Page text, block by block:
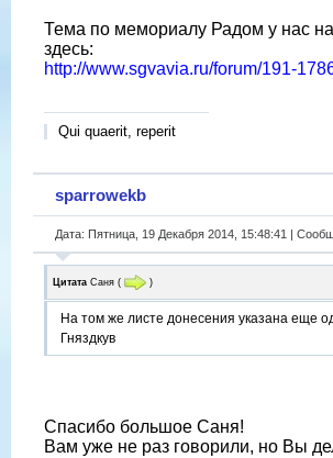
Тема по мемориалу Радом у нас
здесь:
http://www.sgvavia.ru/forum/191-
Qui quaerit, reperit
sparrowekb
Дата: Пятница, 19 Декабря 2014, 15:48:41 |
Цитата Саня ( )
На том же листе донесения указана еще
Гняздкув
Спасибо большое Саня!
Вам уже не раз говорили, но Вы